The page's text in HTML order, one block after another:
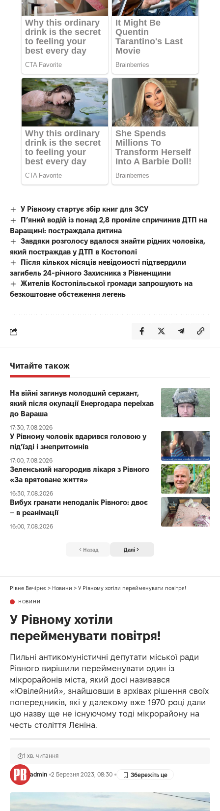
У Рівному стартує збір книг для ЗСУ
П’яний водій із понад 2,8 проміле спричинив ДТП на
Варащині: постраждала дитина
Завдяки розголосу вдалося знайти рідних чоловіка,
який постраждав у ДТП в Костополі
Після кількох місяців невідомості підтвердили
загибель 24-річного Захисника з Рівненщини
Жителів Костопільської громади запрошують на
безкоштовне обстеження легень
Читайте також
На війні загинув молодший сержант,
який після окупації Енергодара переїхав
до Вараша
17:30, 7.08.2026
У Рівному чоловік вдарився головою у
під’їзді і знепритомнів
17:00, 7.08.2026
Зеленський нагородив лікаря з Рівного
«За врятоване життя»
16:30, 7.08.2026
Вибух гранати неподалік Рівного: двоє
– в реанімації
16:00, 7.08.2026
Назад Далі
Рівне Вечірнє > Новини > У Рівному хотіли перейменувати повітря!
НОВИНИ
У Рівному хотіли
перейменувати повітря!
Пильні антикомуністичні депутати міської ради
Рівного вирішили перейменувати один із
мікрорайонів міста, який досі називався
«Ювілейний», знайшовши в архівах рішення своїх
попередників, які у далекому вже 1970 році дали
цю назву ще не існуючому тоді мікрорайону на
честь століття Лєніна.
admin 2 Березня 2023, 08:30
1 хв. читання